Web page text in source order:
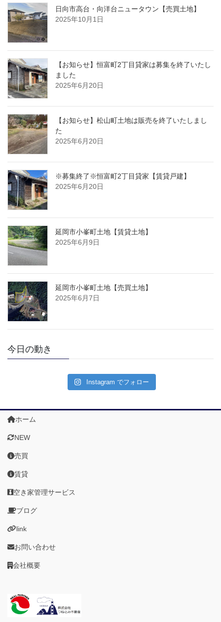
日向市高台・向洋台ニュータウン【売買土地】
2025年10月1日
【お知らせ】恒富町2丁目貸家は募集を終了いたし
ました
2025年6月20日
【お知らせ】松山町土地は販売を終了いたしまし
た
2025年6月20日
※募集終了※恒富町2丁目貸家【賃貸戸建】
2025年6月20日
延岡市小峯町土地【賃貸土地】
2025年6月9日
延岡市小峯町土地【売買土地】
2025年6月7日
今日の動き
Instagram でフォロー
ホーム
NEW
売買
賃貸
空き家管理サービス
ブログ
link
お問い合わせ
会社概要